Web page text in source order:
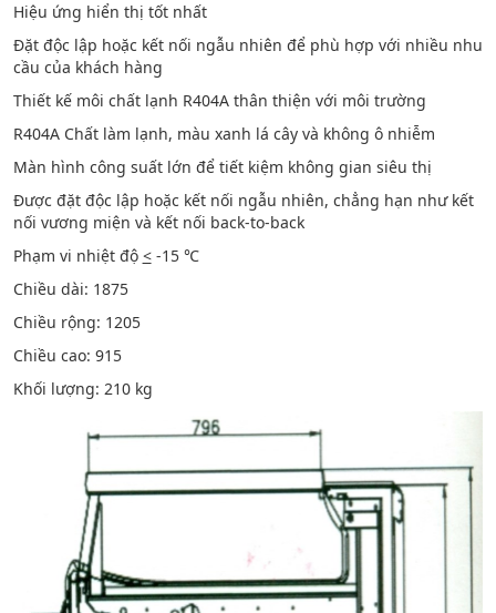
Hiệu ứng hiển thị tốt nhất
Đặt độc lập hoặc kết nối ngẫu nhiên để phù hợp với nhiều nhu
cầu của khách hàng
Thiết kế môi chất lạnh R404A thân thiện với môi trường
R404A Chất làm lạnh, màu xanh lá cây và không ô nhiễm
Màn hình công suất lớn để tiết kiệm không gian siêu thị
Được đặt độc lập hoặc kết nối ngẫu nhiên, chẳng hạn như kết
nối vương miện và kết nối back-to-back
Phạm vi nhiệt độ <-15 ℃
Chiều dài: 1875
Chiều rộng: 1205
Chiều cao: 915
Khối lượng: 210 kg